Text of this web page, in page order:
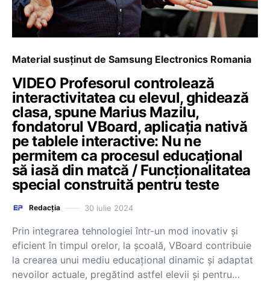
Material susținut de Samsung Electronics Romania
VIDEO Profesorul controlează
interactivitatea cu elevul, ghidează
clasa, spune Marius Mazilu,
fondatorul VBoard, aplicația nativă
pe tablele interactive: Nu ne
permitem ca procesul educațional
să iasă din matcă / Funcționalitatea
special construită pentru teste
Redacția 30 iulie 2024
Prin integrarea tehnologiei într-un mod inovativ și
eficient în timpul orelor, la școală, VBoard contribuie
la crearea unui mediu educațional dinamic și adaptat
nevoilor actuale, pregătind astfel elevii și pentru…